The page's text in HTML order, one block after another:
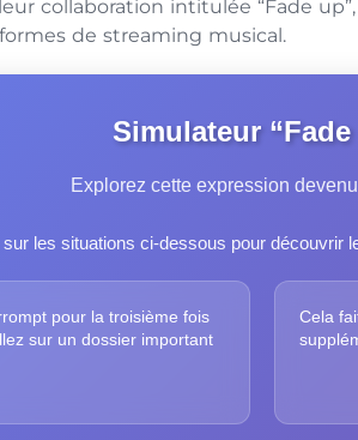
collaboration intitulée “Fade
de streaming musical.
Simulateur “Fade
Explorez cette expression
les situations ci-dessous pour découvrir
pour la troisième fois
sur un dossier important
Cela